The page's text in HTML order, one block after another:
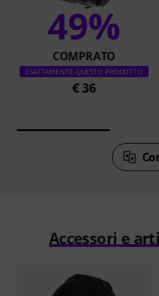
49%
COMPRATO
ESATTAMENTE QUESTO PRODOTTO
€ 36
Accessori e